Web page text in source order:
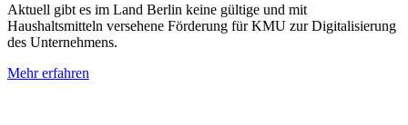
Aktuell gibt es im Land Berlin keine gültige und mit
Haushaltsmitteln versehene Förderung für KMU zur Digitalisierung
des Unternehmens.
Mehr erfahren